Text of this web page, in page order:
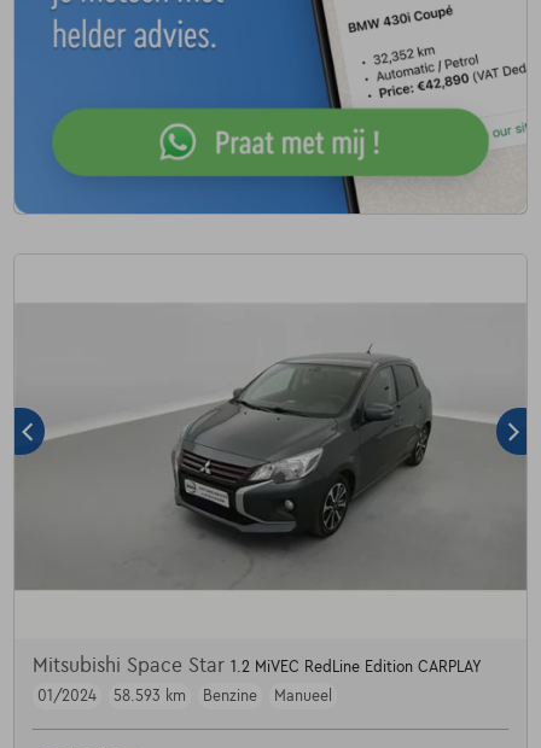
Mitsubishi Space Star 1.2 MiVEC RedLine Edition CARPLAY
01/2024
58.593 km Benzine Manueel